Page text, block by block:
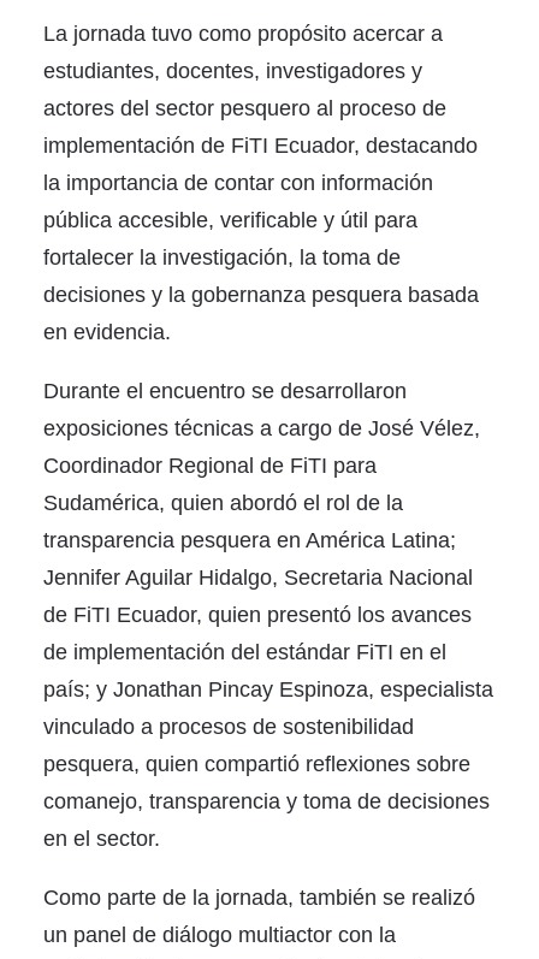
La jornada tuvo como propósito acercar a
estudiantes, docentes, investigadores y
actores del sector pesquero al proceso de
implementación de FiTI Ecuador, destacando
la importancia de contar con información
pública accesible, verificable y útil para
fortalecer la investigación, la toma de
decisiones y la gobernanza pesquera basada
en evidencia.
Durante el encuentro se desarrollaron
exposiciones técnicas a cargo de José Vélez,
Coordinador Regional de FiTI para
Sudamérica, quien abordó el rol de la
transparencia pesquera en América Latina;
Jennifer Aguilar Hidalgo, Secretaria Nacional
de FiTI Ecuador, quien presentó los avances
de implementación del estándar FiTI en el
país; y Jonathan Pincay Espinoza, especialista
vinculado a procesos de sostenibilidad
pesquera, quien compartió reflexiones sobre
comanejo, transparencia y toma de decisiones
en el sector.
Como parte de la jornada, también se realizó
un panel de diálogo multiactor con la